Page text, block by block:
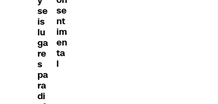
se
is
lu
ga
re
s
pa
ra
di
se
nt
im
en
ta
l